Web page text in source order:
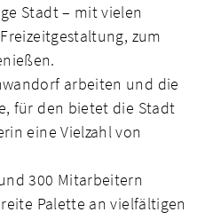
Stadt – mit vielen
zum
arbeiten und die
für den bietet die Stadt
eine Vielzahl von
300 Mitarbeitern
Palette an vielfältigen